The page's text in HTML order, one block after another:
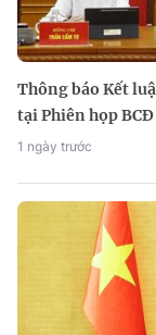
Thông báo Kết
tại Phiên họp
1 ngày trước